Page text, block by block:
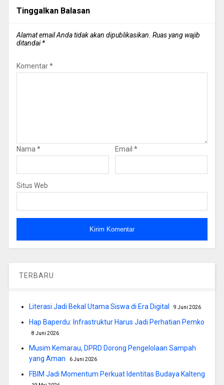
Tinggalkan Balasan
Alamat email Anda tidak akan dipublikasikan. Ruas yang wajib
ditandai*
Komentar*
Nama * Email *
Situs Web
TERBARU
Literasi Jadi Bekal Utama Siswa di Era Digital 9 Juni 2026
Hap Baperdu: Infrastruktur Harus Jadi Perhatian Pemko
8 Juni 2026
Musim Kemarau, DPRD Dorong Pengelolaan Sampah
yang Aman
6 Juni 2026
FBIM Jadi Momentum Perkuat Identitas Budaya Kalteng